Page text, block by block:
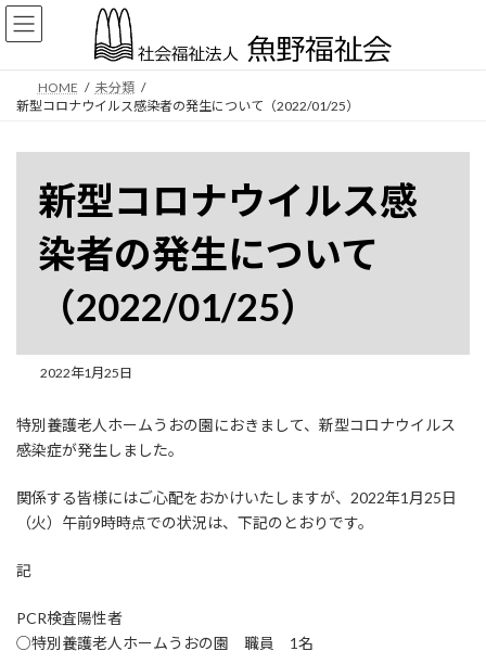
コ
ン
ナ
ビ
HOME
未分類
新型コロナウイルス感染者の発生について（2022/01/25）
新型コロナウイルス感
染者の発生について
（2022/01/25）
2022年1月25日
特別養護老人ホームうおの園におきまして、新型コロナウイルス
感染症が発生しました。
関係する皆様にはご心配をおかけいたしますが、2022年1月25日
（火）午前9時時点での状況は、下記のとおりです。
記
PCR検査陽性者
○特別養護老人ホームうおの園 職員 1名